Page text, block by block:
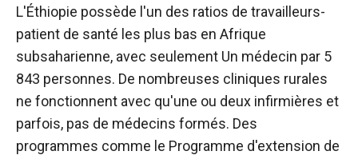
L'Éthiopie possède l'un des ratios de travailleurs-
patient de santé les plus bas en Afrique
subsaharienne, avec seulement Un médecin par 5
843 personnes. De nombreuses cliniques rurales
ne fonctionnent avec qu'une ou deux infirmières et
parfois, pas de médecins formés. Des
programmes comme le Programme d'extension de